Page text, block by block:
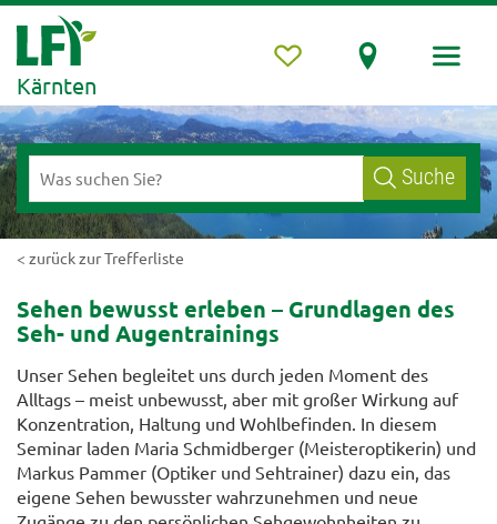
Kärnten
Suche
< zurück zur Trefferliste
Sehen bewusst erleben – Grundlagen des
Seh- und Augentrainings
Unser Sehen begleitet uns durch jeden Moment des
Alltags – meist unbewusst, aber mit großer Wirkung auf
Konzentration, Haltung und Wohlbefinden. In diesem
Seminar laden Maria Schmidberger (Meisteroptikerin) und
Markus Pammer (Optiker und Sehtrainer) dazu ein, das
eigene Sehen bewusster wahrzunehmen und neue